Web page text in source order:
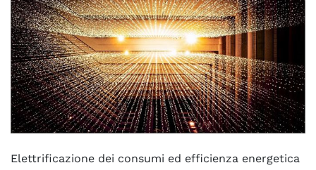
Elettrificazione dei consumi ed efficienza energetica